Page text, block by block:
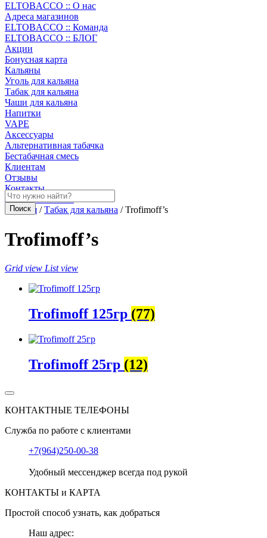
ELTOBACCO :: О нас
Адреса магазинов
ELTOBACCO :: Команда
ELTOBACCO :: БЛОГ
Акции
Бонусная карта
Кальяны
Уголь для кальяна
Табак для кальяна
Чаши для кальяна
Напитки
VAPE
Аксессуары
Альтернативная табачка
Бестабачная смесь
Клиентам
Отзывы
Контакты
Личный кабинет
Главная /Табак для кальяна / Trofimoff’s
Trofimoff’s
Grid view List view
Trofimoff 125гр (77)
Trofimoff 25гр (12)
КОНТАКТНЫЕ ТЕЛЕФОНЫ
Служба по работе с клиентами
+7(964)250-00-38
Удобный мессенджер всегда под рукой
КОНТАКТЫ и КАРТА
Простой способ узнать, как добраться
Наш адрес: